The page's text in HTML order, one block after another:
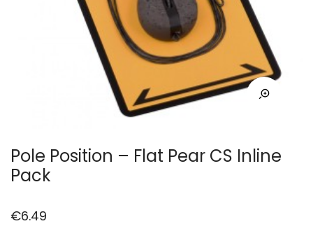
Pole Position – Flat Pear CS Inline
Pack
€6.49